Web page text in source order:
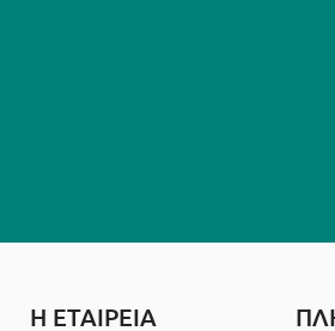
Η ΕΤΑΙΡΕΙΑ